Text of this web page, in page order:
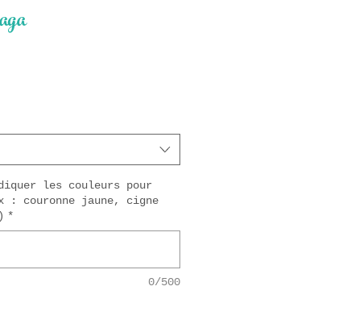
les couleurs pour
: couronne jaune, cigne
*
0/500